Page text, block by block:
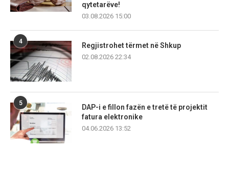
qytetarëve!
03.08.2026 15:00
4
Regjistrohet tërmet në Shkup
02.08.2026 22:34
5
DAP-i e fillon fazën e tretë të projektit
fatura elektronike
04.06.2026 13:52